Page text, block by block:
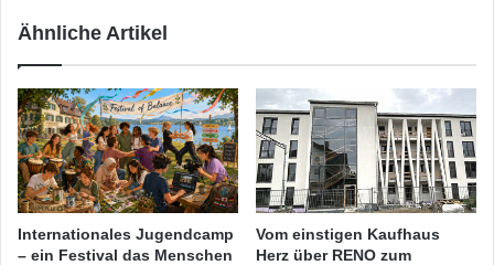
Ähnliche Artikel
Internationales Jugendcamp
– ein Festival das Menschen
Vom einstigen Kaufhaus
Herz über RENO zum